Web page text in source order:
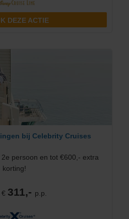
DEZE ACTIE
bij Celebrity Cruises
persoon en tot €600,- extra
korting!
311,- p.p.